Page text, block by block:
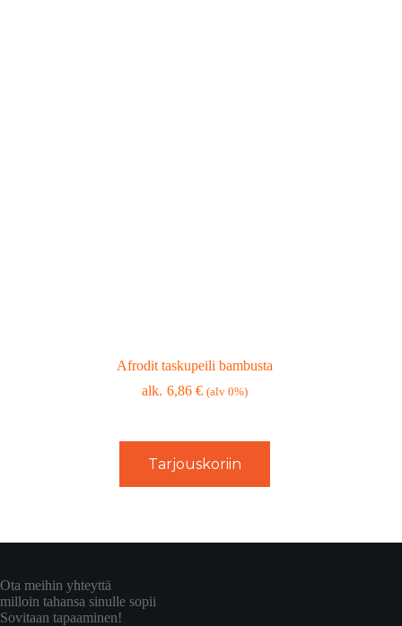
Afrodit taskupeili bambusta
6,86€ (alv 0%)
Tarjouskoriin
Ota meihin yhteyttä
milloin tahansa sinulle sopii
Sovitaan tapaaminen!